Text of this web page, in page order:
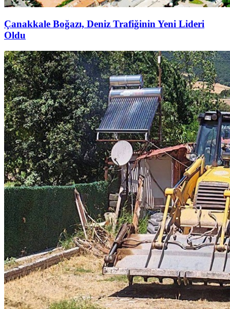
Çanakkale Boğazı, Deniz Trafiğinin Yeni Lideri
Oldu